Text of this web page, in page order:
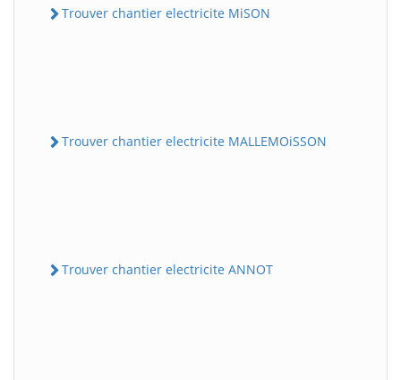
Trouver chantier electricite MiSON
Trouver chantier electricite MALLEMOiSSON
Trouver chantier electricite ANNOT